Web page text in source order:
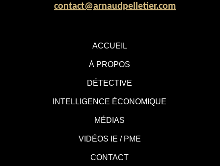
ACCUEIL
À PROPOS
DÉTECTIVE
INTELLIGENCE ÉCONOMIQUE
MÉDIAS
VIDÉOS IE / PME
CONTACT
contact@arnaudpelletier.com